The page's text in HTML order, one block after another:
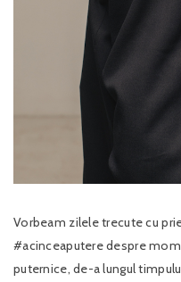
Vorbeam zilele trecute cu
#acinceaputere despre
puternice, de-a lungul